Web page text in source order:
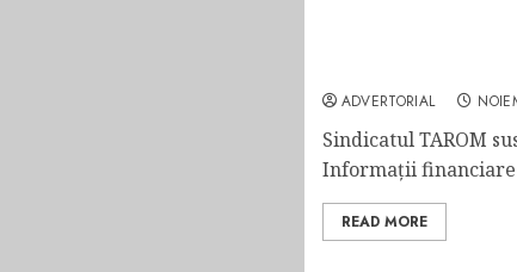
ADVERTORIAL
Sindicatul TAROM
Informații financiare
READ MORE